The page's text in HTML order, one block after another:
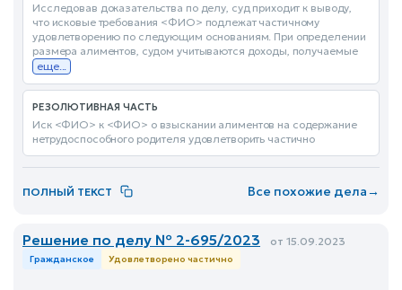
Исследовав доказательства по делу, суд приходит к выводу,
что исковые требования <ФИО> подлежат частичному
удовлетворению по следующим основаниям. При определении
размера алиментов, судом учитываются доходы, получаемые
еще...
РЕЗОЛЮТИВНАЯ ЧАСТЬ
Иск <ФИО> к <ФИО> о взыскании алиментов на содержание
нетрудоспособного родителя удовлетворить частично
ПОЛНЫЙ ТЕКСТ Все похожие дела→
Решение по делу № 2-695/2023 от 15.09.2023
Гражданское Удовлетворено частично